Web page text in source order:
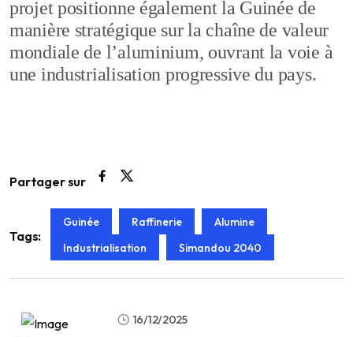
projet positionne également la Guinée de
manière stratégique sur la chaîne de valeur
mondiale de l’aluminium, ouvrant la voie à
une industrialisation progressive du pays.
Partager sur
Tags:
Guinée Raffinerie
Alumine
Industrialisation
Simandou 2040
16/12/2025